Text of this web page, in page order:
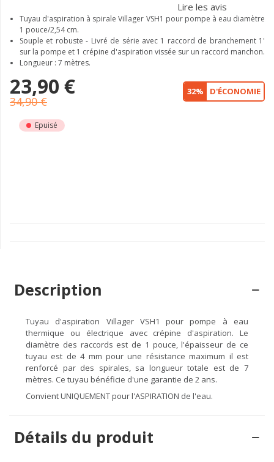
Lire les avis
Tuyau d'aspiration à spirale Villager VSH1 pour pompe à eau diamètre
1 pouce/2,54 cm.
Souple et robuste - Livré de série avec 1 raccord de branchement 1'
sur la pompe et 1 crépine d'aspiration vissée sur un raccord manchon.
Longueur : 7 mètres.
23,90 €
34,90 €
32% D'ÉCONOMIE
Epuisé
Description
Tuyau d'aspiration Villager VSH1 pour pompe à eau
thermique ou électrique avec crépine d'aspiration. Le
diamètre des raccords est de 1 pouce, l'épaisseur de ce
tuyau est de 4 mm pour une résistance maximum il est
renforcé par des spirales, sa longueur totale est de 7
mètres. Ce tuyau bénéficie d'une garantie de 2 ans.
Convient UNIQUEMENT pour l'ASPIRATION de l'eau.
Détails du produit